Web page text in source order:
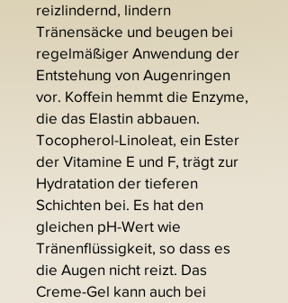
reizlindernd, lindern
Tränensäcke und beugen bei
regelmäßiger Anwendung der
Entstehung von Augenringen
vor. Koffein hemmt die Enzyme,
die das Elastin abbauen.
Tocopherol-Linoleat, ein Ester
der Vitamine E und F, trägt zur
Hydratation der tieferen
Schichten bei. Es hat den
gleichen pH-Wert wie
Tränenflüssigkeit, so dass es
die Augen nicht reizt. Das
Creme-Gel kann auch bei